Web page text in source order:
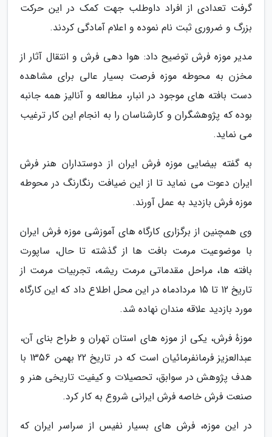
گرفت تعدادی از افراد داوطلب جهت کمک در این حرکت
بزرگ و ضروری ثبت نام نموده و اعلام آمادگی کردند.
مدیر موزه فرش توضیح داد: هوا دهی فرش و انتقال آثار از
مخزن به محوطه موزه فرصت بسیار عالی برای مشاهده
دست بافته های موجود در انبار، مطالعه و آنالیز همه جانبه
بوده که پژوهشگران و کارشناسان را به انجام این کار ترغیب
می نماید.
به گفته بیضایی موزه فرش ایران از دوستداران هنر فرش
ایران دعوت می نماید تا از این ضیافت رنگارنگ در محوطه
موزه فرش بازدید به عمل آورند.
وی همچنین از برگزاری کارگاه های آموزشی موزه فرش ایران
با موضوعیت مرمت بافت ها از گذشته تا حال، ساپورت
بافته ها، مراحل مقدماتی مرمت ریشه، تجربیات مرمت از
تاریخ 12 تا 15 مردادماه در این محل اطلاع داد که این کارگاه
مورد بازدید علاقه مندان نهاده شد.
موزهٔ فرش، یکی از موزه های استان تهران و طراح بنای آن،
عبدالعزیز فرمانفرمائیان است که در تاریخ 22 بهمن 1356 با
هدف پژوهش در سوابق، تحصیلات و کیفیت تاریخی هنر و
صنعت فرش خاصه فرش ایرانی شروع به کار کرد.
در این موزه، فرش های بسیار نفیس از سراسر ایران که